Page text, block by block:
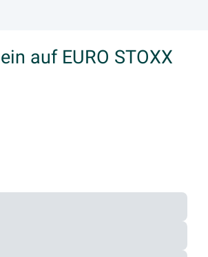
auf EURO STOXX